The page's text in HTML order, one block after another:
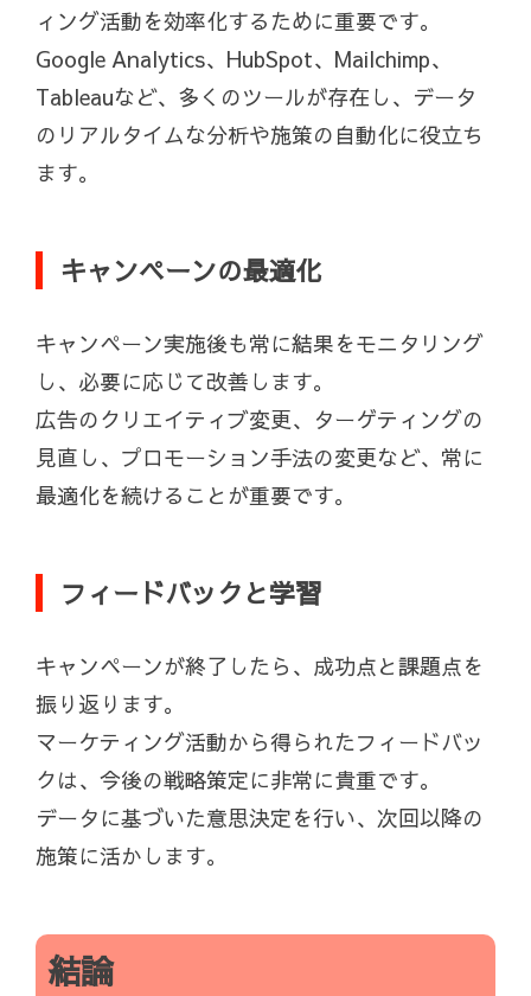
ィング活動を効率化するために重要です。
Google Analytics、HubSpot、Mailchimp、
Tableauなど、多くのツールが存在し、データ
のリアルタイムな分析や施策の自動化に役立ち
ます。
キャンペーンの最適化
キャンペーン実施後も常に結果をモニタリング
し、必要に応じて改善します。
広告のクリエイティブ変更、ターゲティングの
見直し、プロモーション手法の変更など、常に
最適化を続けることが重要です。
フィードバックと学習
キャンペーンが終了したら、成功点と課題点を
振り返ります。
マーケティング活動から得られたフィードバッ
クは、今後の戦略策定に非常に貴重です。
データに基づいた意思決定を行い、次回以降の
施策に活かします。
結論